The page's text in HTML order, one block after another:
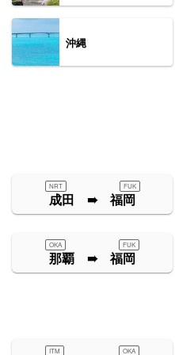
沖縄
成田 ➠ 福岡
NRT FUK
那覇 ➠ 福岡
OKA FUK
ITM OKA